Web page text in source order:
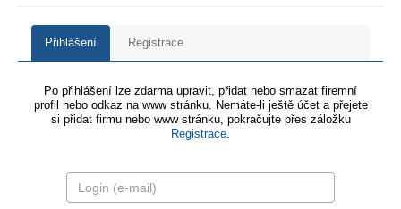
Přihlášení Registrace
Po přihlášení lze zdarma upravit, přidat nebo smazat firemní
profil nebo odkaz na www stránku. Nemáte-li ještě účet a přejete
si přidat firmu nebo www stránku, pokračujte přes záložku
Registrace.